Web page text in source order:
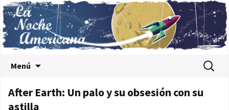
Menú Buscar:
After Earth: Un palo y su obsesión con su
astilla